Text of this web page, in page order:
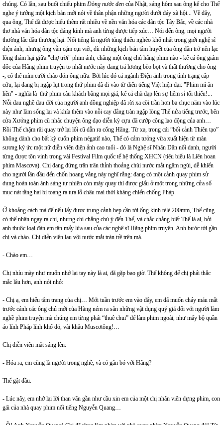
chúng. Có lần, sau buổi chiếu phim Dòng nước đen của Nhật, sáng hôm sau ông kể cho Thế
nghe ý tưởng một kịch bản mới nói về thân phận những người dưới đáy xã hội... Về đây,
qua ông, Thế đã được hiểu thêm rất nhiều về nền văn hóa các dân tộc Tây Bắc, về các nhà
thơ nhà văn hóa dân tộc đáng kính mà anh từng được tiếp xúc… Nói đến ông, mọi người
thường lắc đầu thương hại. Nổi tiếng là người túng thiếu nghèo khổ nhất trong giới nghệ sĩ
điện ảnh, nhưng ông vẫn cặm cụi viết, dù những kịch bản tâm huyết của ông dần trở nên lạc
lõng thảm hại giữa "chợ trời" phim ảnh, chẳng một ông chủ hãng phim nào - kể cả ông giám
đốc của Hãng phim truyện to nhất nước này đang trả lương bèo bọt và thất thường cho ông
-, có thể mỉm cười chào đón ông nữa. Bởi lúc đó cả ngành Điện ảnh trong tình trạng cấp
cứu, lại đang bị ngập lụt trong thứ phim đã đi vào từ điển tiếng Việt hiện đại: "Phim mì ăn
liền" - nghĩa là thứ phim câu khách bằng mọi giá, kể cả chà đạp lên sự liêm sỉ tối thiểu!...
Nỗi đau nghề đau đời của người anh đồng nghiệp đã rời xa cõi trần hơn ba chục năm vào lúc
này như làm sống lại và khía thêm vào nỗi cay đắng tràn ngập lòng Thế nửa tiếng trước, bên
cửa Xưởng phim cũ nhắc chuyện ông đạo diễn kỳ cựu đã cướp công lao động của anh…
Rồi Thế chậm rãi quay trở lại lối cũ dẫn ra cổng Hãng. Từ xa, trong cái “bối cảnh Thiên tạo”
không dành cho bất kỳ cuốn phim négatif nào, Thế có cảm tưởng vừa xuất hiện từ màn
sương ký ức một nữ diễn viên điện ảnh cao tuổi - đó là Nghệ sĩ Nhân Dân nổi danh, người
từng được tôn vinh trong vài Festival Film quốc tế hệ thống XHCN (tiêu biểu là Liên hoan
phim Mascơva). Chị đang đứng trân trân thỉnh thoảng chùi nước mắt ngậm ngùi, dễ khiến
cho người lần đầu đến chốn hoang vắng này nghĩ rằng: đang có một cảnh quay phim sử
dụng hoàn toàn ánh sáng tự nhiên còn máy quay thì được giấu ở một trong những cửa sổ
mục nát tầng hai bị toang ra tựa lỗ châu mai thời kháng chiến chống Pháp.
Ở khoảng cách mà để nếu lấy được trung cảnh hẹp cần tới ống kính télé 200mm, Thế cũng
có thể nhận ngay ra chị, nhưng chị chẳng chú ý đến Thế, và chắc chẳng biết Thế là ai, bởi
anh thuộc loại đàn em tận mấy lứa sau của các nghệ sĩ Hãng phim truyện. Anh bước tới gần
chị và chào. Chị diễn viên lau vội nước mắt tràn trề trên má.
- Chào em…
Chị nhíu mày như muốn nhớ lại tay này là ai, đã gặp bao giờ. Thế không để chị phải thắc
mắc lâu hơn, anh nói nhỏ:
- Chị ạ, em hiểu tâm trạng của chị… Mới tuần trước em vào đây, em đã muốn chảy máu mắt
trước cảnh các ông chủ mới của Hãng ném ra sân những vật dụng quý giá đối với người làm
nghề phim truyện mà chúng em từng phải “thuê chui” để làm phim ngoài, như mấy bộ quần
áo lính Pháp lính khố đỏ, vài khẩu Muscơtông!…
Chị diễn viên mắt sáng lên:
- Hóa ra, em cũng là người trong nghề, và có gắn bó với Hãng?
Thế gật đầu.
- Lúc nãy, em nhớ lại lời than vãn gần như cầu xin em của một chị nhân viên dựng phim, con
gái của nhà quay phim nổi tiếng Nguyễn Quang…